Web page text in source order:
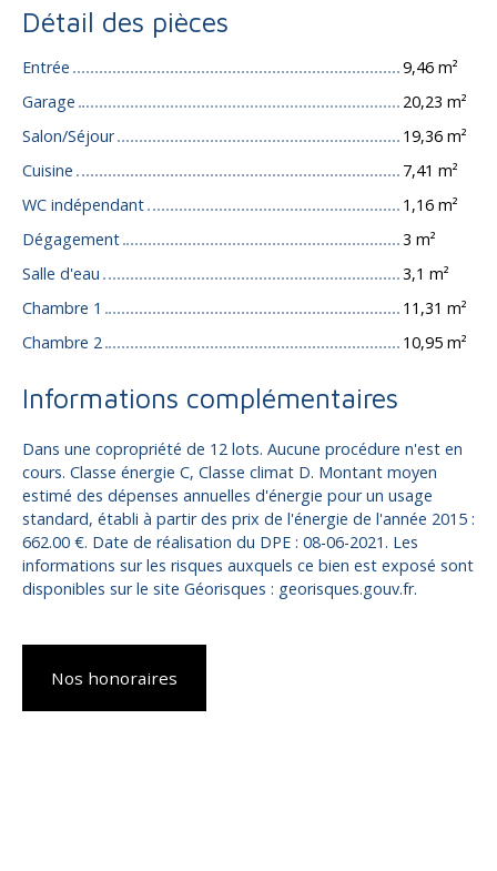
Détail des pièces
Entrée
9,46 m²
Garage
20,23 m²
Salon/Séjour
19,36 m²
Cuisine
7,41 m²
WC indépendant
1,16 m²
Dégagement
3 m²
Salle d'eau
3,1 m²
Chambre 1
11,31 m²
Chambre 2
10,95 m²
Informations complémentaires
Dans une copropriété de 12 lots. Aucune procédure n'est en
cours. Classe énergie C, Classe climat D. Montant moyen
estimé des dépenses annuelles d'énergie pour un usage
standard, établi à partir des prix de l'énergie de l'année 2015 :
662.00 €. Date de réalisation du DPE : 08-06-2021. Les
informations sur les risques auxquels ce bien est exposé sont
disponibles sur le site Géorisques : georisques.gouv.fr.
Nos honoraires